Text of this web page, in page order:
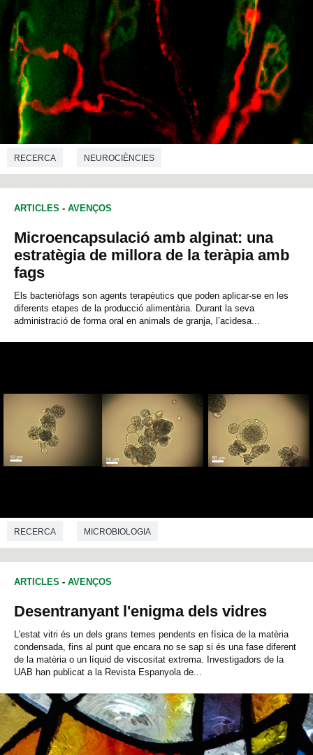
RECERCA NEUROCIÈNCIES
ARTICLES - AVENÇOS
Microencapsulació amb alginat: una
estratègia de millora de la teràpia amb
fags
Els bacteriòfags son agents terapèutics que poden aplicar-se en les
diferents etapes de la producció alimentària. Durant la seva
administració de forma oral en animals de granja, l’acidesa...
RECERCA MICROBIOLOGIA
ARTICLES - AVENÇOS
Desentranyant l'enigma dels vidres
L'estat vitri és un dels grans temes pendents en física de la matèria
condensada, fins al punt que encara no se sap si és una fase diferent
de la matèria o un líquid de viscositat extrema. Investigadors de la
UAB han publicat a la Revista Espanyola de...